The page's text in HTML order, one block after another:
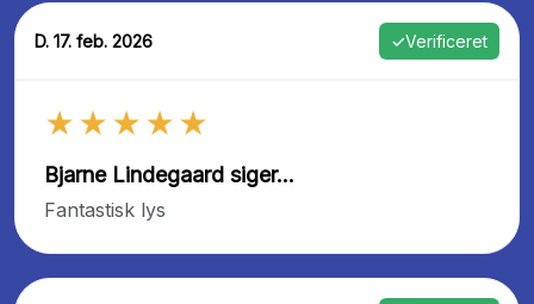
D. 17. feb. 2026 ✓Verificeret
★★★★★
Bjarne Lindegaard siger...
Fantastisk lys